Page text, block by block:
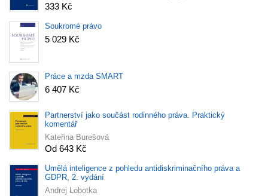
333 Kč
Soukromé právo
5 029 Kč
Práce a mzda SMART
6 407 Kč
Partnerství jako součást rodinného práva. Praktický
komentář
Kateřina Burešová
Od 643 Kč
Umělá inteligence z pohledu antidiskriminačního práva a
GDPR, 2. vydání
Andrej Lobotka